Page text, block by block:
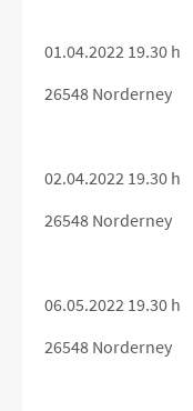
01.04.2022 19.30 h
26548 Norderney
02.04.2022 19.30 h
26548 Norderney
06.05.2022 19.30 h
26548 Norderney